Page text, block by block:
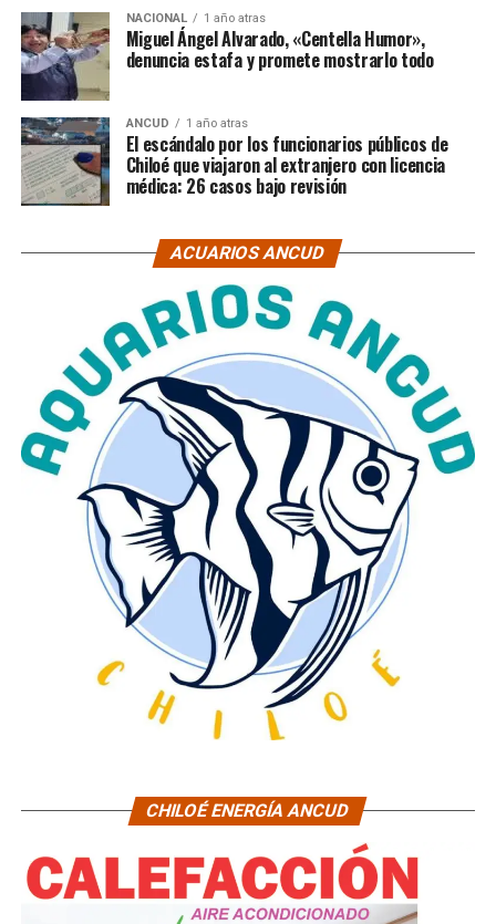
NACIONAL 1 año atras
Miguel Ángel Alvarado, «Centella Humor»,
denuncia estafa y promete mostrarlo todo
ANCUD 1 año atras
El escándalo por los funcionarios públicos de
Chiloé que viajaron al extranjero con licencia
médica: 26 casos bajo revisión
ACUARIOS ANCUD
CHILOÉ ENERGÍA ANCUD